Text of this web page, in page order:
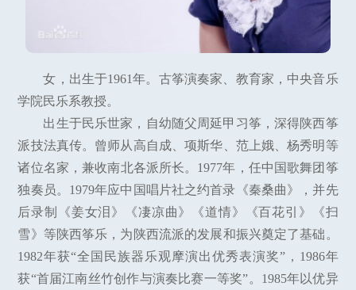
女，出生于1961年。古筝演奏家、教育家，中央音乐
学院民乐系教授。
出生于民乐世家，自幼随父周延甲习筝，深得陕西筝
派技法真传。曾师从高自成、项斯华、范上娥、杨秀明等
诸位名家，兼收南北各派所长。1977年，任中国歌舞团筝
独奏员。1979年应中国唱片社之约首录《秦桑曲》，并先
后录制《姜女泪》《凄凉曲》《道情》《百花引》《扫
雪》等陕西筝乐，为陕西流派的发展和振兴奠定了基础。
1982年获“全国民族器乐观摩演出优秀表演奖”，1986年
获“首届江南丝竹创作与演奏比赛一等奖”。1985年以优异